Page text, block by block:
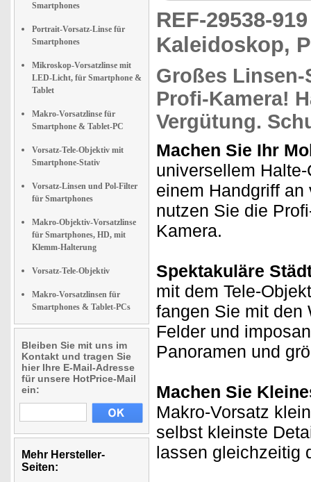
Smartphones
Portrait-Vorsatz-Linse für
Smartphones
Mikroskop-Vorsatzlinse mit
LED-Licht, für Smartphone &
Tablet
Makro-Vorsatzlinse für
Smartphone & Tablet-PC
Vorsatz-Tele-Objektiv mit
Smartphone-Stativ
Vorsatz-Linsen und Pol-Filter
für Smartphones
Makro-Objektiv-Vorsatzlinse
für Smartphones, HD, mit
Klemm-Halterung
Vorsatz-Tele-Objektiv
Makro-Vorsatzlinsen für
Smartphones & Tablet-PCs
Bleiben Sie mit uns im
Kontakt und tragen Sie
hier Ihre E-Mail-Adresse
für unsere HotPrice-Mail
ein:
Mehr Hersteller-
Seiten:
REF-29538-
Kaleidoskop,
Großes
Profi-Kamera!
Vergütung.
Machen Sie Ihr
universellem
einem Handgriff
nutzen Sie die
Kamera.
Spektakuläre
mit dem Tele-
fangen Sie mit den
Felder und
Panoramen und
Machen Sie
Makro-Vorsatz
selbst kleinste
lassen gleichzeitig